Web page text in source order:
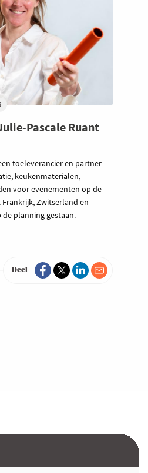
Pascale Ruant
toeleverancier en partner
keukenmaterialen,
voor evenementen op de
Frankrijk, Zwitserland en
planning gestaan.
Deel